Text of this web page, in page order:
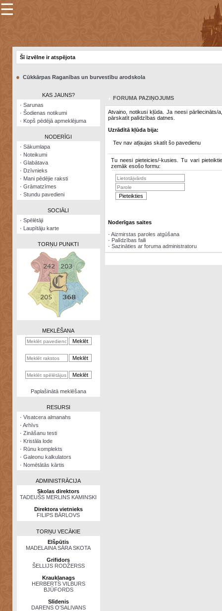
×
Šodienas
notikumi
Visatcera
almanahs
Arhīvs
Zināšanu
kalkulators
Nomētātās
☰
Šī izvēlne ir atspējota
● Cūkkārpas Raganības un burvestību arodskola
KAS JAUNS?
· Sarunas
· Šodienas notikumi
· Kopš pēdējā apmeklējuma
NODERĪGI
· Sākumlapa
· Noteikumi
· Glabātava
· Dzīvnieks
· Mani pēdējie raksti
· Grāmatzīmes
· Stundu pavedieni
SOCIĀLI
· Spēlētāji
· Laupītāju karte
TORŅU PUNKTI
MEKLĒŠANA
Paplašinātā meklēšana
RESURSI
· Visatcera almanahs
· Arhīvs
· Zināšanu testi
· Kristāla lode
· Rūnu komplekts
· Galeonu kalkulators
· Nomētātās kārtis
ADMINISTRĀCIJA
Skolas direktors
TADEUŠS MERLINS KAMINSKI
Direktora vietnieks
FILIPS BĀRLOVS
TORŅU VECĀKIE
Elšpūtis
MADELAINA SĀRA SKOTA
Grifidors
ŠELLIJS RODŽERSS
Kraukļanags
HERBERTS VILBURS
BJŪFORDS
Slīdenis
DARENS O’SALIVANS
FORUMA PAZIŅOJUMS
Atvaino, notikusi kļūda. Ja neesi pārliecināts/
pārskatīt palīdzības datnes.
Uzrādītā kļūda bija:
Tev nav atļaujas skatīt šo pavedienu
Tu neesi pieteicies/-kusies. Tu vari
zemāk esošo formu:
Noderīgas saites
· Aizmirstas paroles atgūšana
· Palīdzības faili
· Sazināties ar foruma administratoru